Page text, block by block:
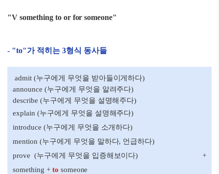
"V something to or for someone"
- "to"가 적히는 3형식 동사들
admit (누구에게 무엇을 받아들이게하다)
announce (누구에게 무엇을 알려주다)
describe (누구에게 무엇을 설명해주다)
explain (누구에게 무엇을 설명해주다)
introduce (누구에게 무엇을 소개하다)
mention (누구에게 무엇을 말하다, 언급하다)
prove (누구에게 무엇을 입증해보이다) +
something + to someone